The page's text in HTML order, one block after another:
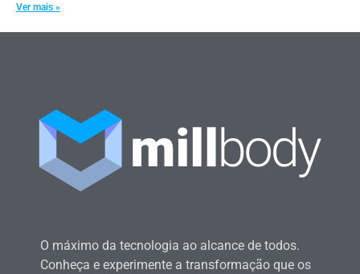
Ver mais »
O máximo da tecnologia ao alcance de todos.
Conheça e experimente a transformação que os